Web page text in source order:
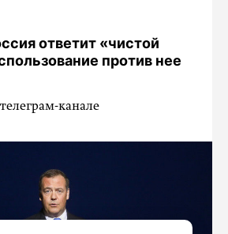
ответит «чистой
против нее
канале